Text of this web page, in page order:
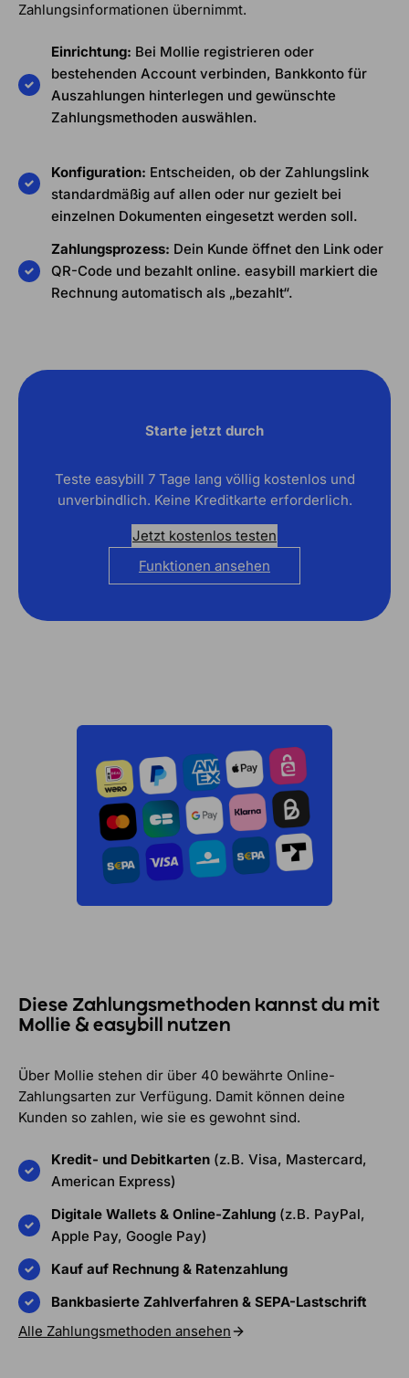
Zahlungsinformationen übernimmt.
Einrichtung: Bei Mollie registrieren oder
bestehenden Account verbinden, Bankkonto für
Auszahlungen hinterlegen und gewünschte
Zahlungsmethoden auswählen.
Konfiguration: Entscheiden, ob der Zahlungslink
standardmäßig auf allen oder nur gezielt bei
einzelnen Dokumenten eingesetzt werden soll.
Zahlungsprozess: Dein Kunde öffnet den Link oder
QR-Code und bezahlt online. easybill markiert die
Rechnung automatisch als „bezahlt“.
Starte jetzt durch
Teste easybill 7 Tage lang völlig kostenlos und
unverbindlich. Keine Kreditkarte erforderlich.
Jetzt kostenlos testen
Funktionen ansehen
Diese Zahlungsmethoden kannst du mit
Mollie & easybill nutzen
Über Mollie stehen dir über 40 bewährte Online-
Zahlungsarten zur Verfügung. Damit können deine
Kunden so zahlen, wie sie es gewohnt sind.
Kredit- und Debitkarten (z.B. Visa, Mastercard,
American Express)
Digitale Wallets & Online-Zahlung (z.B. PayPal,
Apple Pay, Google Pay)
Kauf auf Rechnung & Ratenzahlung
Bankbasierte Zahlverfahren & SEPA-Lastschrift
Alle Zahlungsmethoden ansehen